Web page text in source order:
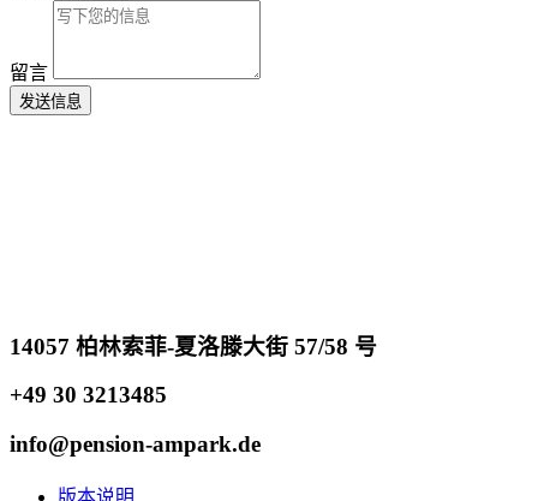
留言
发送信息
14057 柏林索菲-夏洛滕大街 57/58 号
+49 30 3213485
info@pension-ampark.de
版本说明